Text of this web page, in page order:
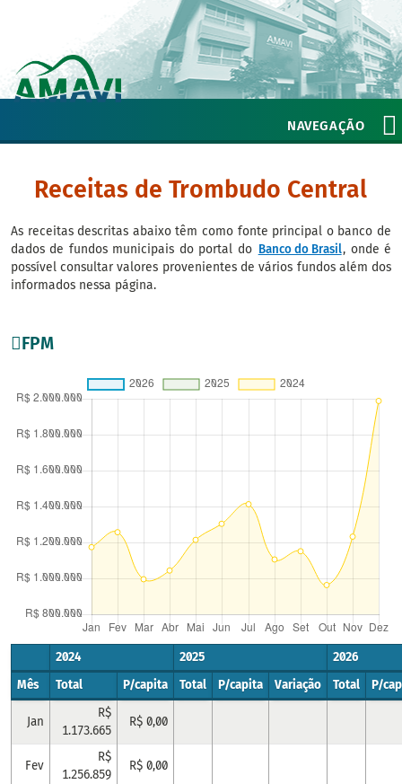
NAVEGAÇÃO
Receitas de Trombudo Central
As receitas descritas abaixo têm como fonte principal o banco de
dados de fundos municipais do portal do Banco do Brasil, onde é
possível consultar valores provenientes de vários fundos além dos
informados nessa página.
FPM
2024 2025
2026
Mês
Total P/capita Total P/capita Variação Total P/
Jan
R$
1.173.665
R$ 0,00
Fev
R$
1.256.859
R$ 0,00